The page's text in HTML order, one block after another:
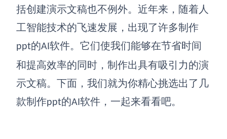
博思AIPPT
AI生成PPT，支持在线编辑
资源与下载
向团队介绍
博思白板boardmix
括创建演示文稿也不例外。近年来，随着人
工智能技术的飞速发展，出现了许多制作
ppt的AI软件。它们使我们能够在节省时间
和提高效率的同时，制作出具有吸引力的演
示文稿。下面，我们就为你精心挑选出了几
款制作ppt的AI软件，一起来看看吧。